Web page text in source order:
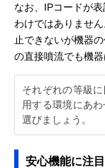
なお、IPコードが
わけではありませ
止できないが機器
の直接噴流でも機
それぞれの等級
用する環境にあ
選びましょう。
安心機能に注